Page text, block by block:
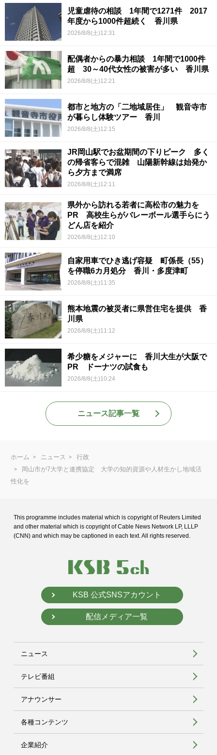
児童虐待の相談 1年間で1271件 2017
年度から1000件超続く 香川県
2026/8/8(土)12:31
配偶者からの暴力相談 1年間で1000件
超 30～40代女性の被害が多い 香川県
2026/8/8(土)12:21
都市と地方の「二地域居住」 観音寺市
が暮らし体験ツアー 香川
2026/8/8(土)12:15
JR岡山駅でお盆期間の下りピーク 多く
の帰省客らで混雑 山陽新幹線は始発か
ら夕方まで満席
2026/8/8(土)12:11
県外から訪れる若者に高松市の魅力を
PR 高校生らがバレーボール選手らにう
どん店を紹介
2026/8/8(土)12:10
自家用車でひき逃げ容疑 町係長（55）
を停職6カ月処分 香川・多度津町
2026/8/8(土)11:35
熊本地震の被災者に県営住宅を提供 香
川県
2026/8/8(土)11:12
希少糖をメジャーに 香川大生が大阪で
PR ドーナツの試食も
2026/8/8(土)10:24
ニュース記事一覧
ホーム ニュース
行政
岡山市が7大学と連携協定 大学の知的資源や人材生かし地域活
性化を
This programme includes material which is copyright of Reuters Limited
and other material which is copyright of Cable News Network LP, LLLP
(CNN) and which may be captioned in each text. All rights reserved.
KSB 公式SNSアカウント
配信メディア一覧
ニュース
テレビ番組
アナウンサー
各種コンテンツ
企業紹介